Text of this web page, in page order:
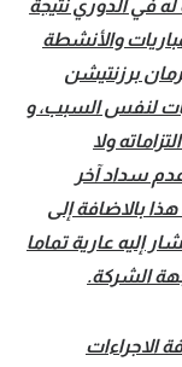
في الدوري نتيجة
والأنشطة
برزنتيشن
لنفس السبب، و
ولا
سداد آخر
مستحق لنادى الجونة فى 15/3/2020، هذا بالاضافة إلى
إليه عارية تماما
الشركة.
الاجراءات